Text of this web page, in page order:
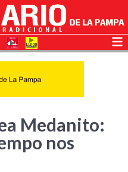
Medanito:
nos